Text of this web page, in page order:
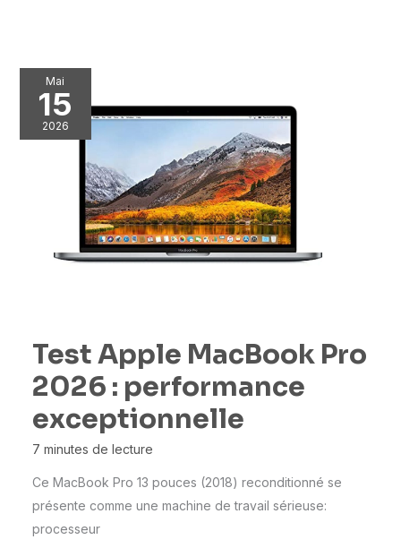
Mai
15
2026
Test Apple MacBook Pro
2026 : performance
exceptionnelle
7 minutes de lecture
Ce MacBook Pro 13 pouces (2018) reconditionné se
présente comme une machine de travail sérieuse:
processeur